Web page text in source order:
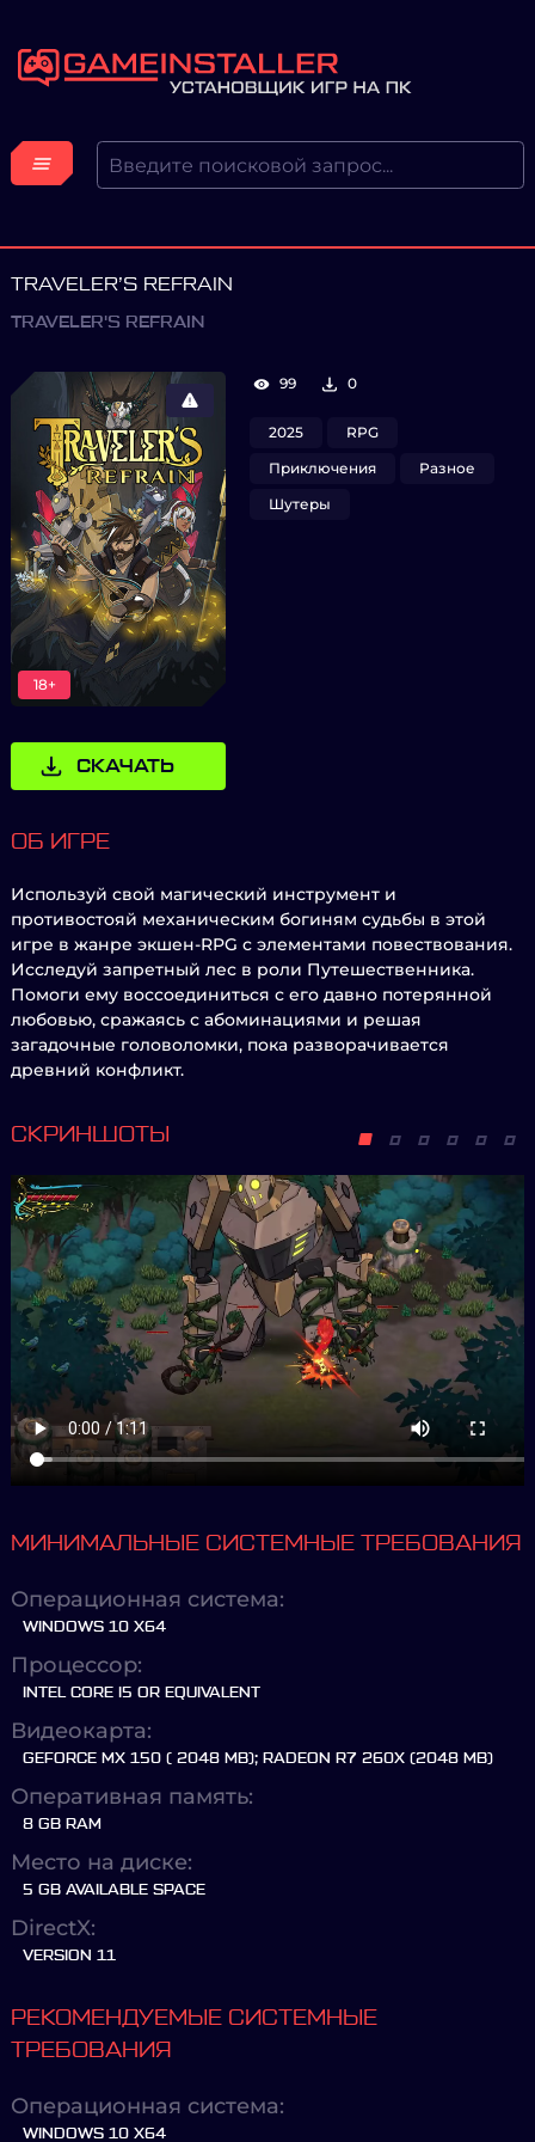
TRAVELER’S REFRAIN
TRAVELER'S REFRAIN
18+
СКАЧАТЬ
99 0
2025
RPG
Приключения
Разное
Шутеры
ОБ ИГРЕ
Используй свой магический инструмент и
противостояй механическим богиням судьбы в этой
игре в жанре экшен-RPG с элементами повествования.
Исследуй запретный лес в роли Путешественника.
Помоги ему воссоединиться с его давно потерянной
любовью, сражаясь с абоминациями и решая
загадочные головоломки, пока разворачивается
древний конфликт.
СКРИНШОТЫ
МИНИМАЛЬНЫЕ СИСТЕМНЫЕ ТРЕБОВАНИЯ
Операционная система:
WINDOWS 10 X64
Процессор:
INTEL CORE I5 OR EQUIVALENT
Видеокарта:
GEFORCE MX 150 ( 2048 MB); RADEON R7 260X (2048 MB)
Оперативная память:
8 GB RAM
Место на диске:
5 GB AVAILABLE SPACE
DirectX:
VERSION 11
РЕКОМЕНДУЕМЫЕ СИСТЕМНЫЕ
ТРЕБОВАНИЯ
Операционная система:
WINDOWS 10 X64